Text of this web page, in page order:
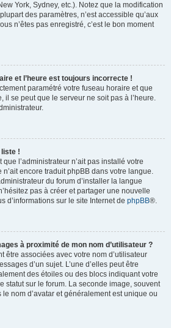
York, Sydney, etc.). Notez que la modification
des paramètres, n’est accessible qu’aux
n’êtes pas enregistré, c’est le bon moment
et l’heure est toujours incorrecte !
paramétré votre fuseau horaire et que
il se peut que le serveur ne soit pas à l’heure.
liste !
l’administrateur n’ait pas installé votre
encore traduit phpBB dans votre langue.
du forum d’installer la langue
pas à créer et partager une nouvelle
d’informations sur le site Internet de phpBB®.
à proximité de mon nom d’utilisateur ?
être associées avec votre nom d’utilisateur
d’un sujet. L’une d’elles peut être
des étoiles ou des blocs indiquant votre
statut sur le forum. La seconde image, souvent
nom d’avatar et généralement est unique ou